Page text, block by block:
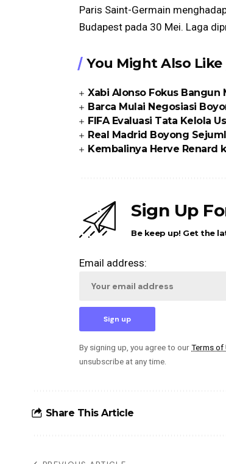
Paris Saint-Germain
Budapest pada 30 Mei. Laga
You Might Also Like
Xabi Alonso Fokus Bangun
Barca Mulai Negosiasi
FIFA Evaluasi Tata Kelola
Real Madrid Boyong
Kembalinya Herve Renard
Sign Up
Be keep up! Get the
Email address:
By signing up, you agree to ourTerms of
unsubscribe at any time.
Share This Article